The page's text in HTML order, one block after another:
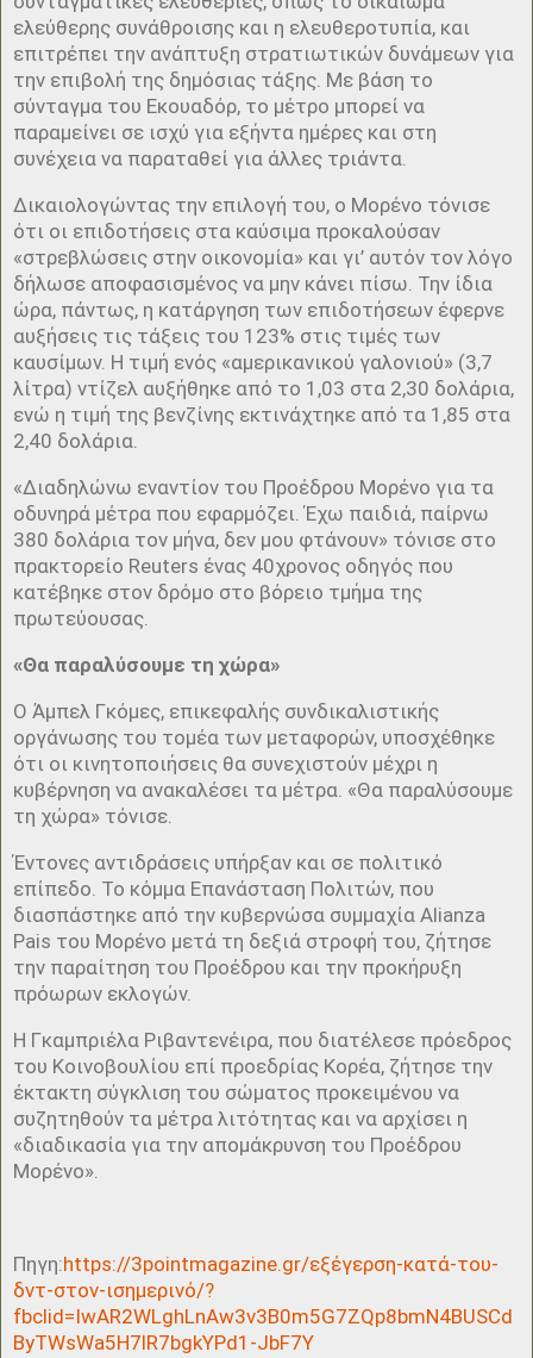
ελεύθερης συνάθροισης και η ελευθεροτυπία, και
επιτρέπει την ανάπτυξη στρατιωτικών δυνάμεων για
την επιβολή της δημόσιας τάξης. Με βάση το
σύνταγμα του Εκουαδόρ, το μέτρο μπορεί να
παραμείνει σε ισχύ για εξήντα ημέρες και στη
συνέχεια να παραταθεί για άλλες τριάντα.
Δικαιολογώντας την επιλογή του, ο Μορένο τόνισε
ότι οι επιδοτήσεις στα καύσιμα προκαλούσαν
«στρεβλώσεις στην οικονομία» και γι’ αυτόν τον λόγο
δήλωσε αποφασισμένος να μην κάνει πίσω. Την ίδια
ώρα, πάντως, η κατάργηση των επιδοτήσεων έφερνε
αυξήσεις τις τάξεις του 123% στις τιμές των
καυσίμων. Η τιμή ενός «αμερικανικού γαλονιού» (3,7
λίτρα) ντίζελ αυξήθηκε από το 1,03 στα 2,30 δολάρια,
ενώ η τιμή της βενζίνης εκτινάχτηκε από τα 1,85 στα
2,40 δολάρια.
«Διαδηλώνω εναντίον του Προέδρου Μορένο για τα
οδυνηρά μέτρα που εφαρμόζει. Έχω παιδιά, παίρνω
380 δολάρια τον μήνα, δεν μου φτάνουν» τόνισε στο
πρακτορείο Reuters ένας 40χρονος οδηγός που
κατέβηκε στον δρόμο στο βόρειο τμήμα της
πρωτεύουσας.
«Θα παραλύσουμε τη χώρα»
Ο Άμπελ Γκόμες, επικεφαλής συνδικαλιστικής
οργάνωσης του τομέα των μεταφορών, υποσχέθηκε
ότι οι κινητοποιήσεις θα συνεχιστούν μέχρι η
κυβέρνηση να ανακαλέσει τα μέτρα. «Θα παραλύσουμε
τη χώρα» τόνισε.
Έντονες αντιδράσεις υπήρξαν και σε πολιτικό
επίπεδο. Το κόμμα Επανάσταση Πολιτών, που
διασπάστηκε από την κυβερνώσα συμμαχία Alianza
Pais του Μορένο μετά τη δεξιά στροφή του, ζήτησε
την παραίτηση του Προέδρου και την προκήρυξη
πρόωρων εκλογών.
Η Γκαμπριέλα Ριβαντενέιρα, που διατέλεσε πρόεδρος
του Κοινοβουλίου επί προεδρίας Κορέα, ζήτησε την
έκτακτη σύγκλιση του σώματος προκειμένου να
συζητηθούν τα μέτρα λιτότητας και να αρχίσει η
«διαδικασία για την απομάκρυνση του Προέδρου
Μορένο».
Πηγη:https://3pointmagazine.gr/εξέγερση-κατά-του-
δντ-στον-ισημερινό/?
fbclid=IwAR2WLghLnAw3v3B0m5G7ZQp8bmN4BUSCd
ByTWsWa5H7lR7bgkYPd1-JbF7Y